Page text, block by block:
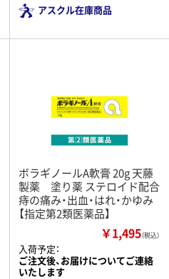
アスクル在庫商品
ボラギノールA軟膏 20g 天藤
製薬 塗り薬 ステロイド配合
痔の痛み・出血・はれ・かゆみ
【指定第2類医薬品】
￥1,495（税込）
入荷予定：
ご注文後、お届けについてご連絡
いたします